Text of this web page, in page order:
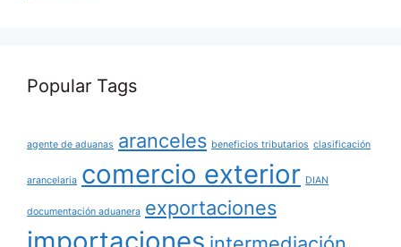
Popular Tags
agente de aduanas aranceles beneficios tributarios clasificación
arancelaria comercio exterior DIAN
documentación aduanera exportaciones